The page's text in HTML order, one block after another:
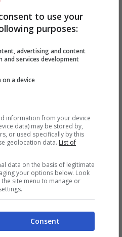
to use your
purposes:
advertising and content
and services development
a device
information from your device
data) may be stored by,
or used specifically by this
geolocation data. List of
data on the basis of legitimate
your options below. Look
site menu to manage or
Consent